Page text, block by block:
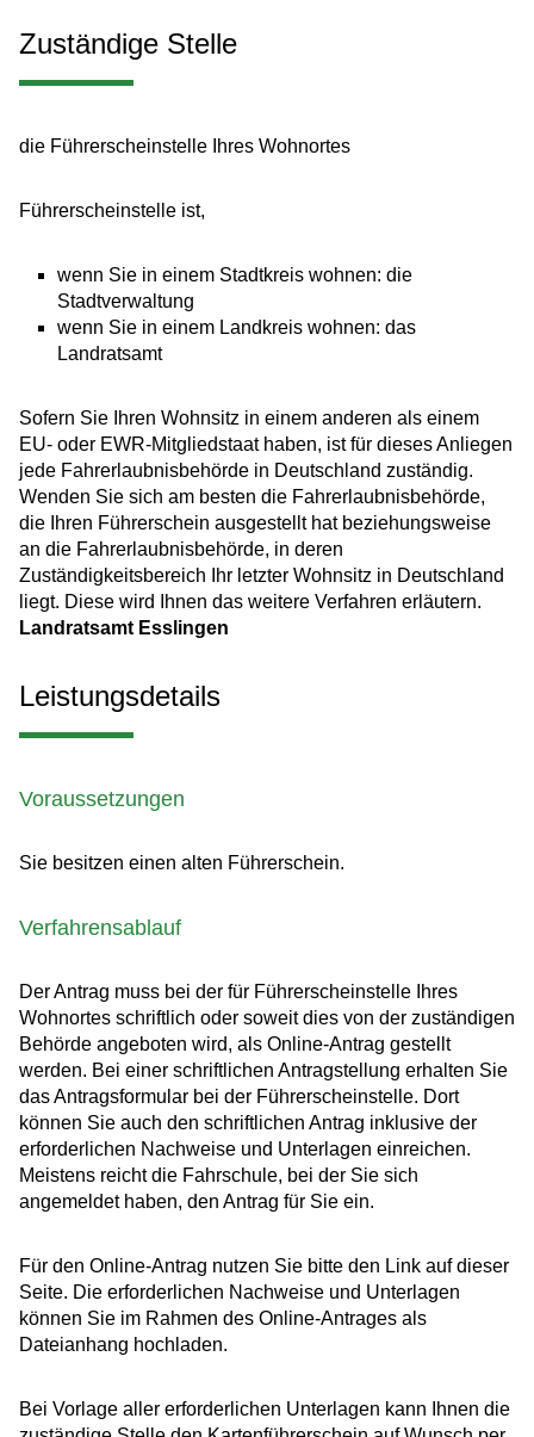
Zuständige Stelle
die Führerscheinstelle Ihres Wohnortes
Führerscheinstelle ist,
wenn Sie in einem Stadtkreis wohnen: die
Stadtverwaltung
wenn Sie in einem Landkreis wohnen: das
Landratsamt
Sofern Sie Ihren Wohnsitz in einem anderen als einem
EU- oder EWR-Mitgliedstaat haben, ist für dieses Anliegen
jede Fahrerlaubnisbehörde in Deutschland zuständig.
Wenden Sie sich am besten die Fahrerlaubnisbehörde,
die Ihren Führerschein ausgestellt hat beziehungsweise
an die Fahrerlaubnisbehörde, in deren
Zuständigkeitsbereich Ihr letzter Wohnsitz in Deutschland
liegt. Diese wird Ihnen das weitere Verfahren erläutern.
Landratsamt Esslingen
Leistungsdetails
Voraussetzungen
Sie besitzen einen alten Führerschein.
Verfahrensablauf
Der Antrag muss bei der für Führerscheinstelle Ihres
Wohnortes schriftlich oder soweit dies von der zuständigen
Behörde angeboten wird, als Online-Antrag gestellt
werden. Bei einer schriftlichen Antragstellung erhalten Sie
das Antragsformular bei der Führerscheinstelle. Dort
können Sie auch den schriftlichen Antrag inklusive der
erforderlichen Nachweise und Unterlagen einreichen.
Meistens reicht die Fahrschule, bei der Sie sich
angemeldet haben, den Antrag für Sie ein.
Für den Online-Antrag nutzen Sie bitte den Link auf dieser
Seite. Die erforderlichen Nachweise und Unterlagen
können Sie im Rahmen des Online-Antrages als
Dateianhang hochladen.
Bei Vorlage aller erforderlichen Unterlagen kann Ihnen die